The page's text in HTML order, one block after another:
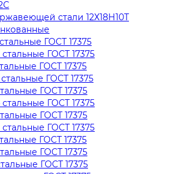
стали 12Х18Н10Т
ГОСТ 17375
ГОСТ 17375
ГОСТ 17375
ГОСТ 17375
ГОСТ 17375
ГОСТ 17375
ГОСТ 17375
ГОСТ 17375
ГОСТ 17375
ГОСТ 17375
ГОСТ 17375